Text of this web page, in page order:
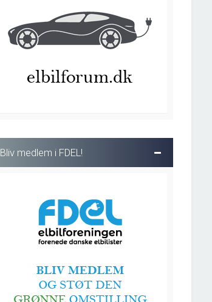
Bliv medlem i FDEL!